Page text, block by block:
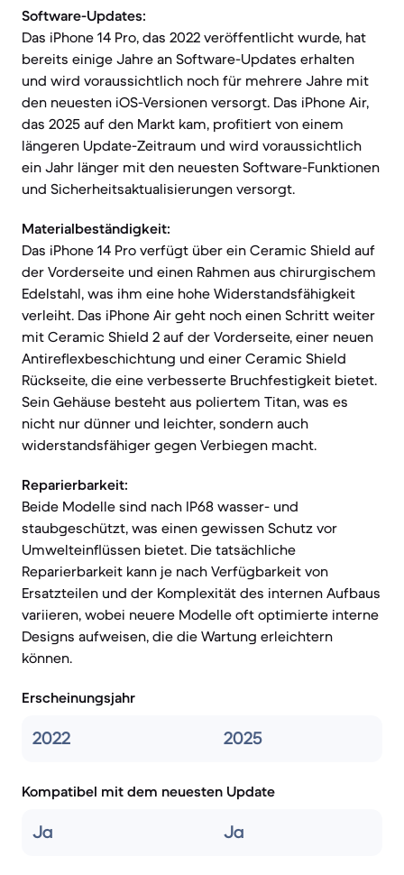
Software-Updates:
Das iPhone 14 Pro, das 2022 veröffentlicht wurde, hat
bereits einige Jahre an Software-Updates erhalten
und wird voraussichtlich noch für mehrere Jahre mit
den neuesten iOS-Versionen versorgt. Das iPhone Air,
das 2025 auf den Markt kam, profitiert von einem
längeren Update-Zeitraum und wird voraussichtlich
ein Jahr länger mit den neuesten Software-Funktionen
und Sicherheitsaktualisierungen versorgt.
Materialbeständigkeit:
Das iPhone 14 Pro verfügt über ein Ceramic Shield auf
der Vorderseite und einen Rahmen aus chirurgischem
Edelstahl, was ihm eine hohe Widerstandsfähigkeit
verleiht. Das iPhone Air geht noch einen Schritt weiter
mit Ceramic Shield 2 auf der Vorderseite, einer neuen
Antireflexbeschichtung und einer Ceramic Shield
Rückseite, die eine verbesserte Bruchfestigkeit bietet.
Sein Gehäuse besteht aus poliertem Titan, was es
nicht nur dünner und leichter, sondern auch
widerstandsfähiger gegen Verbiegen macht.
Reparierbarkeit:
Beide Modelle sind nach IP68 wasser- und
staubgeschützt, was einen gewissen Schutz vor
Umwelteinflüssen bietet. Die tatsächliche
Reparierbarkeit kann je nach Verfügbarkeit von
Ersatzteilen und der Komplexität des internen Aufbaus
variieren, wobei neuere Modelle oft optimierte interne
Designs aufweisen, die die Wartung erleichtern
können.
Erscheinungsjahr
2022 2025
Kompatibel mit dem neuesten Update
Ja Ja